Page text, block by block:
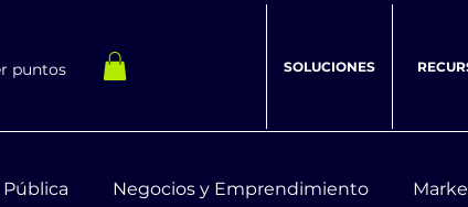
puntos SOLUCIONES
Negocios y Emprendimiento